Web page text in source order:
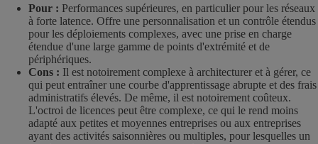
Pour : Performances supérieures, en particulier pour les réseaux
à forte latence. Offre une personnalisation et un contrôle étendus
pour les déploiements complexes, avec une prise en charge
étendue d'une large gamme de points d'extrémité et de
périphériques.
Cons : Il est notoirement complexe à architecturer et à gérer, ce
qui peut entraîner une courbe d'apprentissage abrupte et des frais
administratifs élevés. De même, il est notoirement coûteux.
L'octroi de licences peut être complexe, ce qui le rend moins
adapté aux petites et moyennes entreprises ou aux entreprises
ayant des activités saisonnières ou multiples, pour lesquelles un